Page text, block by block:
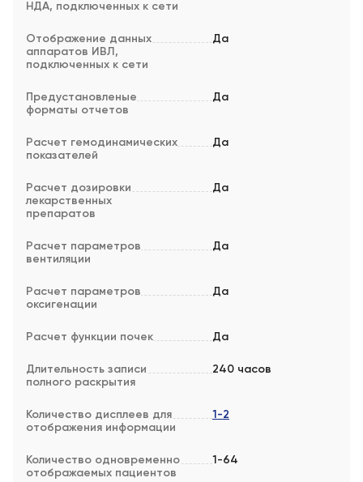
НДА, подключенных к сети
Отображение данных
аппаратов ИВЛ,
подключенных к сети
Да
Предустановленые
форматы отчетов
Да
Расчет гемодинамических
показателей
Да
Расчет дозировки
лекарственных
препаратов
Да
Расчет параметров
вентиляции
Да
Расчет параметров
оксигенации
Да
Расчет функции почек Да
Длительность записи
полного раскрытия
240 часов
Количество дисплеев для
отображения информации
1-2
Количество одновременно
отображаемых пациентов
1-64